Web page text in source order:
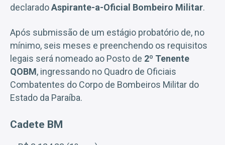
declaradoAspirante-a-Oficial Bombeiro Militar.
Após submissão de um estágio probatório de, no
mínimo, seis meses e preenchendo os requisitos
legais será nomeado ao Posto de 2º Tenente
QOBM, ingressando no Quadro de Oficiais
Combatentes do Corpo de Bombeiros Militar do
Estado da Paraíba.
Cadete BM